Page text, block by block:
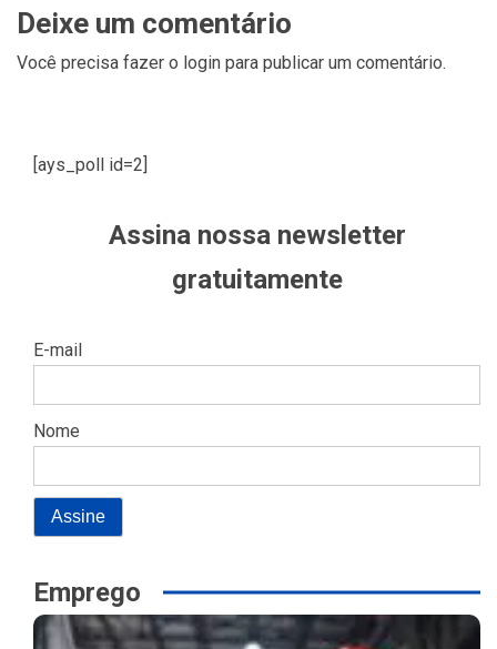
Deixe um comentário
Você precisa fazer o login para publicar um comentário.
[ays_poll id=2]
Assina nossa newsletter
gratuitamente
E-mail
Nome
Emprego